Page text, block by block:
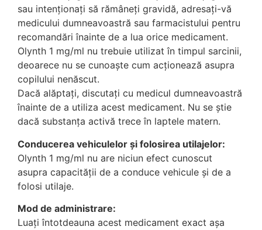
sau intenţionaţi să rămâneţi gravidă, adresaţi-vă
medicului dumneavoastră sau farmacistului pentru
recomandări înainte de a lua orice medicament.
Olynth 1 mg/ml nu trebuie utilizat în timpul sarcinii,
deoarece nu se cunoaşte cum acţionează asupra
copilului nenăscut.
Dacă alăptaţi, discutaţi cu medicul dumneavoastră
înainte de a utiliza acest medicament. Nu se ştie
dacă substanţa activă trece în laptele matern.
Conducerea vehiculelor şi folosirea utilajelor:
Olynth 1 mg/ml nu are niciun efect cunoscut
asupra capacităţii de a conduce vehicule şi de a
folosi utilaje.
Mod de administrare:
Luați întotdeauna acest medicament exact așa